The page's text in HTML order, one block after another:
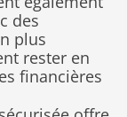
des
plus
rester en
financières